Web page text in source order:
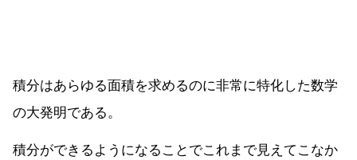
積分はあらゆる面積を求めるのに非常に特化した数学
の大発明である。
積分ができるようになることでこれまで見えてこなか